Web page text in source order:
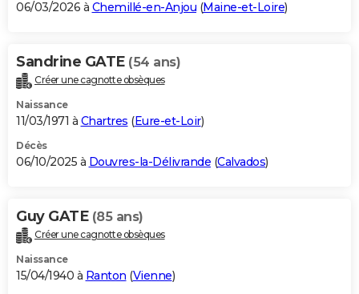
06/03/2026 à Chemillé-en-Anjou (Maine-et-Loire)
Sandrine GATE (54 ans)
Créer une cagnotte obsèques
Naissance
11/03/1971 à Chartres (Eure-et-Loir)
Décès
06/10/2025 à Douvres-la-Délivrande (Calvados)
Guy GATE (85 ans)
Créer une cagnotte obsèques
Naissance
15/04/1940 à Ranton (Vienne)